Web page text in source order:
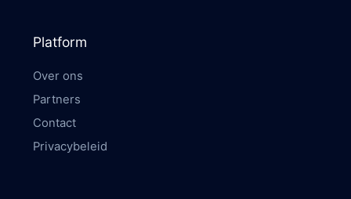
Platform
Over ons
Partners
Contact
Privacybeleid